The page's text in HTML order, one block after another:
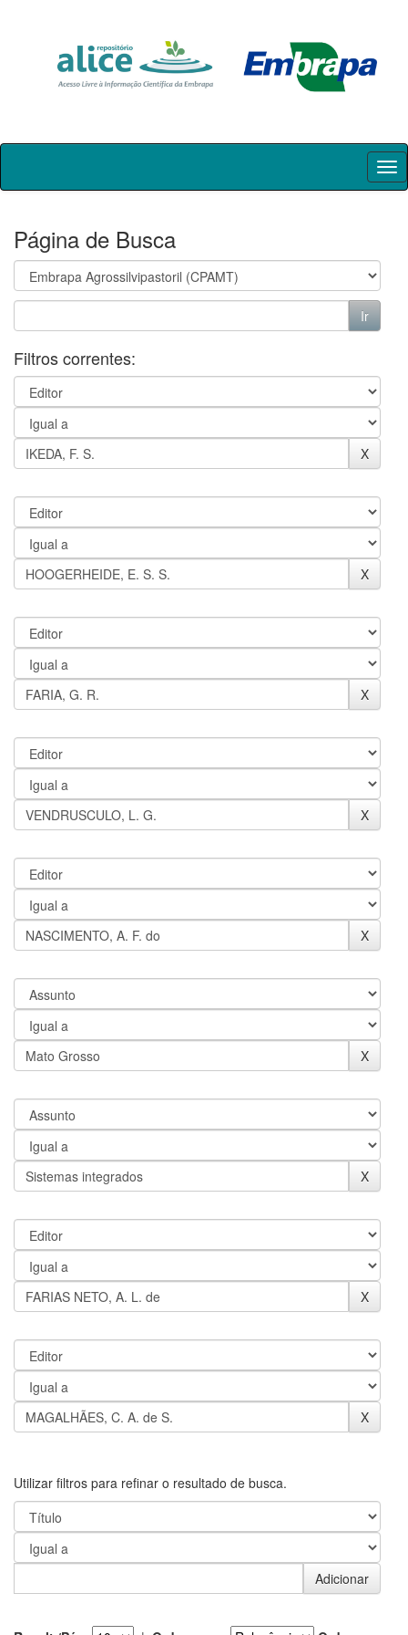
Skip
Página de Busca
Filtros correntes:
Utilizar filtros para refinar o resultado de busca.